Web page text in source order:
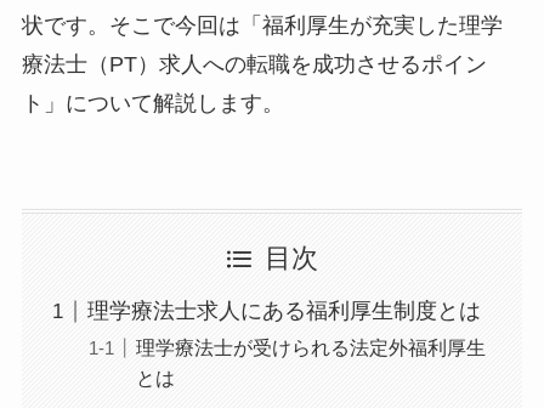
状です。そこで今回は「福利厚生が充実した理学
療法士（PT）求人への転職を成功させるポイン
ト」について解説します。
目次
理学療法士求人にある福利厚生制度とは
理学療法士が受けられる法定外福利厚生
とは